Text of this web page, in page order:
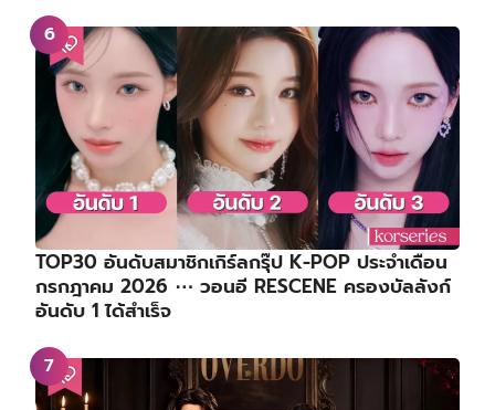
TOP30 อันดับสมาชิกเกิร์ลกรุ๊ป K-POP ประจำเดือน
กรกฎาคม 2026 ⋯ วอนอี RESCENE ครองบัลลังก์
อันดับ 1 ได้สำเร็จ